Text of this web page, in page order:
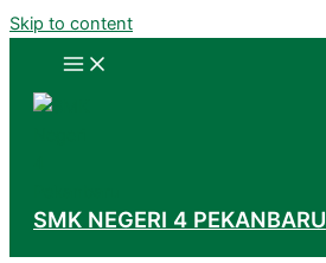
Skip to content
SMK NEGERI 4 PEKANBARU